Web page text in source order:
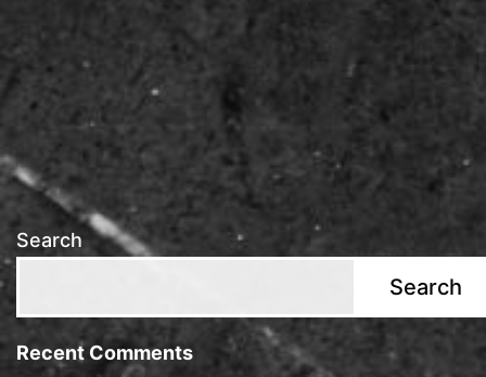
Search
Search
Recent Comments